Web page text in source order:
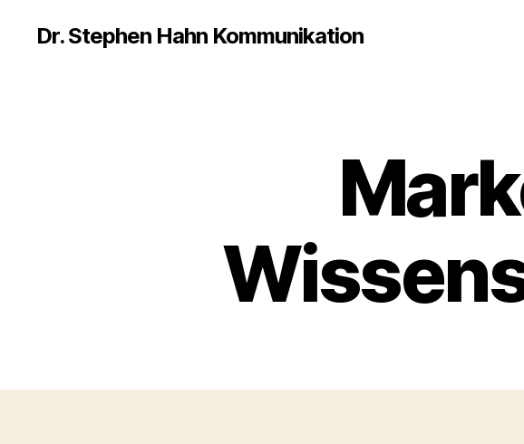
Dr. Stephen Hahn Kommunikation